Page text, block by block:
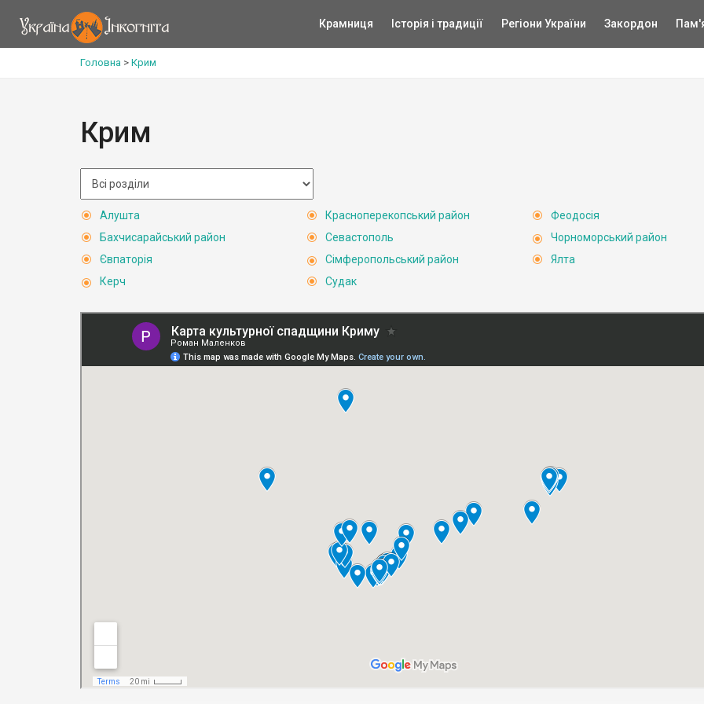
Крамниця Історія і традиції Регіони України Закордон
Головна > Крим
Крим
Алушта
Бахчисарайський район
Євпаторія
Керч
Красноперекопський район
Севастополь
Сімферопольський район
Судак
Феодосія
Чорноморський район
Ялта